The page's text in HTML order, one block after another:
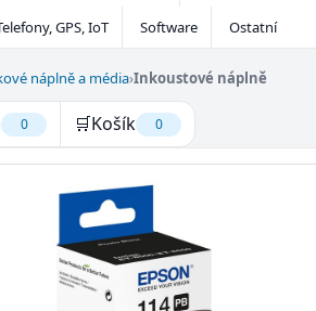
GPS, IoT Software Ostatní
náplně a média›Inkoustové náplně
0 🛒Košík 0